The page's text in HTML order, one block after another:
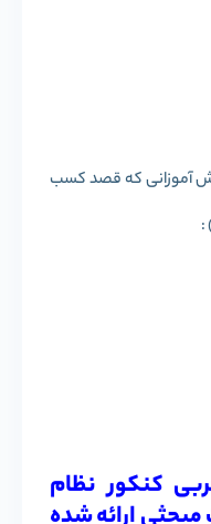
آموزانی که قصد کسب
:
کنکور نظام